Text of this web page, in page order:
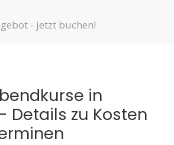
in
Details zu Kosten